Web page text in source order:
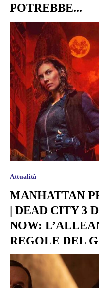
POTREBBE...
Attualità
MANHATTAN
| DEAD CITY 3
NOW:
REGOLE DEL